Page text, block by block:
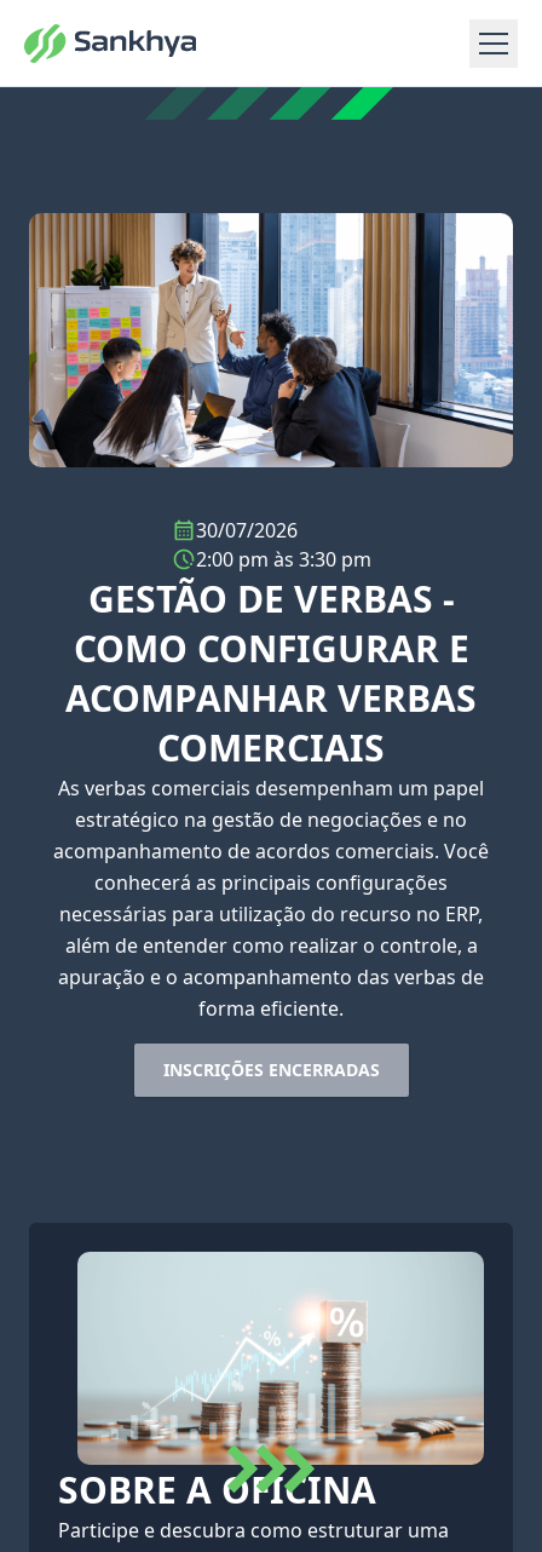
30/07/2026
2:00 pm às 3:30 pm
GESTÃO DE VERBAS -
COMO CONFIGURAR E
ACOMPANHAR VERBAS
COMERCIAIS
As verbas comerciais desempenham um papel
estratégico na gestão de negociações e no
acompanhamento de acordos comerciais. Você
conhecerá as principais configurações
necessárias para utilização do recurso no ERP,
além de entender como realizar o controle, a
apuração e o acompanhamento das verbas de
forma eficiente.
INSCRIÇÕES ENCERRADAS
SOBRE A OFICINA
Participe e descubra como estruturar uma